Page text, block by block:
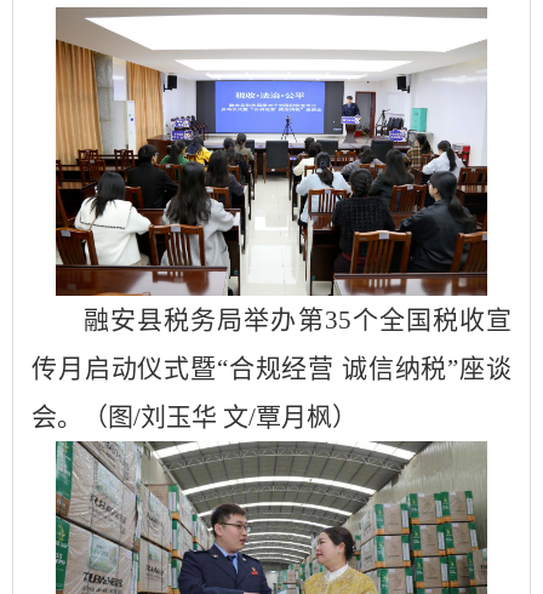
融安县税务局举办第35个全国税收宣
传月启动仪式暨“合规经营 诚信纳税”座谈
会。（图/刘玉华 文/覃月枫）